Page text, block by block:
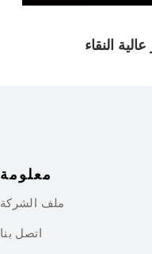
النقاء
معلومة
ملف الشركة
اتصل بنا